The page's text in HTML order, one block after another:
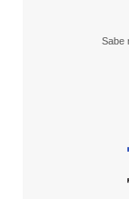
Sabe